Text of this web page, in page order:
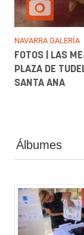
NAVARRA GALERÍA
FOTOS | LAS
PLAZA DE
SANTA ANA
Álbumes